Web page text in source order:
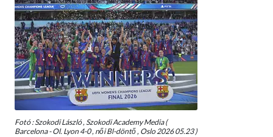
Fotó : Szokodi László , Szokodi Academy Media (
Barcelona - Ol. Lyon 4-0 , női Bl-döntő , Oslo 2026 05.23 )